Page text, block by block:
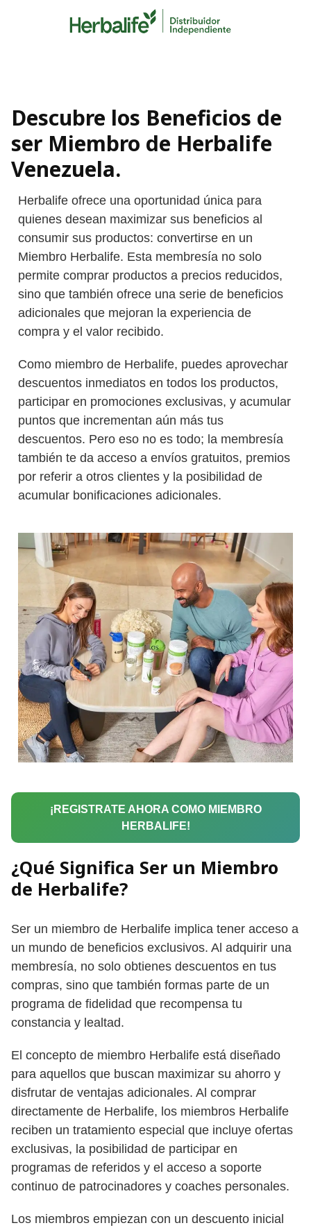
Descubre los Beneficios de
ser Miembro de Herbalife
Venezuela.
Herbalife ofrece una oportunidad única para
quienes desean maximizar sus beneficios al
consumir sus productos: convertirse en un
Miembro Herbalife. Esta membresía no solo
permite comprar productos a precios reducidos,
sino que también ofrece una serie de beneficios
adicionales que mejoran la experiencia de
compra y el valor recibido.
Como miembro de Herbalife, puedes aprovechar
descuentos inmediatos en todos los productos,
participar en promociones exclusivas, y acumular
puntos que incrementan aún más tus
descuentos. Pero eso no es todo; la membresía
también te da acceso a envíos gratuitos, premios
por referir a otros clientes y la posibilidad de
acumular bonificaciones adicionales.
¡REGISTRATE AHORA COMO MIEMBRO
HERBALIFE!
¿Qué Significa Ser un Miembro
de Herbalife?
Ser un miembro de Herbalife implica tener acceso a
un mundo de beneficios exclusivos. Al adquirir una
membresía, no solo obtienes descuentos en tus
compras, sino que también formas parte de un
programa de fidelidad que recompensa tu
constancia y lealtad.
El concepto de miembro Herbalife está diseñado
para aquellos que buscan maximizar su ahorro y
disfrutar de ventajas adicionales. Al comprar
directamente de Herbalife, los miembros Herbalife
reciben un tratamiento especial que incluye ofertas
exclusivas, la posibilidad de participar en
programas de referidos y el acceso a soporte
continuo de patrocinadores y coaches personales.
Los miembros empiezan con un descuento inicial